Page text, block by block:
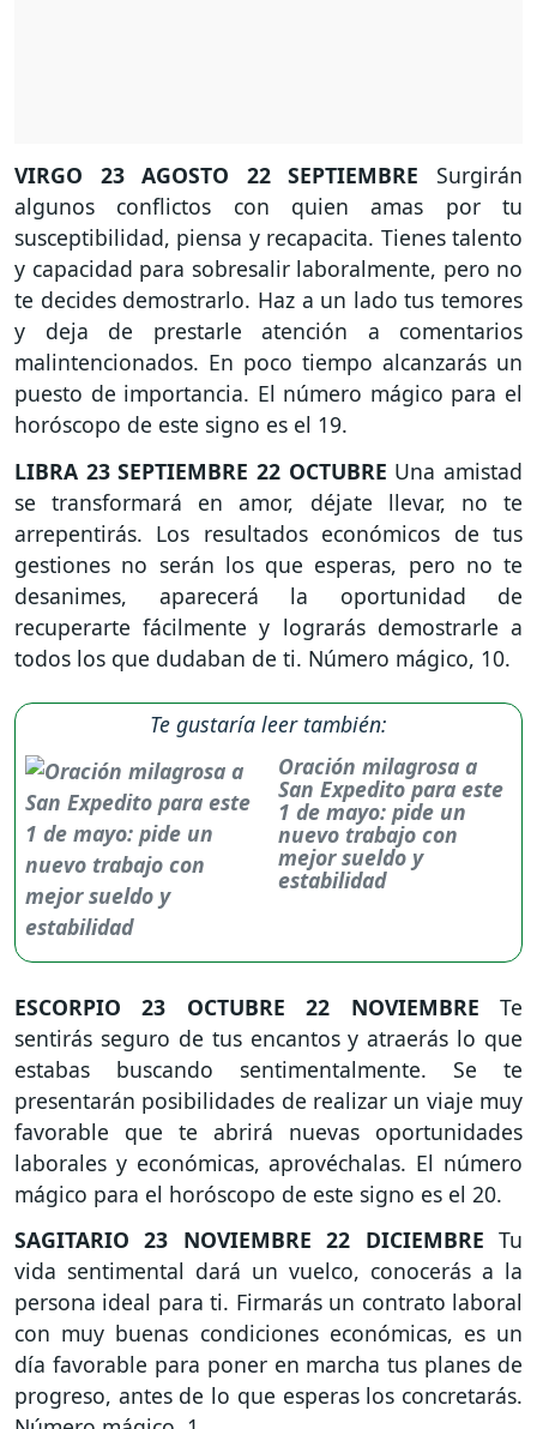
VIRGO 23 AGOSTO 22 SEPTIEMBRE Surgirán
algunos conflictos con quien amas por tu
susceptibilidad, piensa y recapacita. Tienes talento
y capacidad para sobresalir laboralmente, pero no
te decides demostrarlo. Haz a un lado tus temores
y deja de prestarle atención a comentarios
malintencionados. En poco tiempo alcanzarás un
puesto de importancia. El número mágico para el
horóscopo de este signo es el 19.
LIBRA 23 SEPTIEMBRE 22 OCTUBRE Una amistad
se transformará en amor, déjate llevar, no te
arrepentirás. Los resultados económicos de tus
gestiones no serán los que esperas, pero no te
desanimes, aparecerá la oportunidad de
recuperarte fácilmente y lograrás demostrarle a
todos los que dudaban de ti. Número mágico, 10.
Te gustaría leer también:
Oración milagrosa a
San Expedito para este
1 de mayo: pide un
nuevo trabajo con
mejor sueldo y
estabilidad
ESCORPIO 23 OCTUBRE 22 NOVIEMBRE Te
sentirás seguro de tus encantos y atraerás lo que
estabas buscando sentimentalmente. Se te
presentarán posibilidades de realizar un viaje muy
favorable que te abrirá nuevas oportunidades
laborales y económicas, aprovéchalas. El número
mágico para el horóscopo de este signo es el 20.
SAGITARIO 23 NOVIEMBRE 22 DICIEMBRE Tu
vida sentimental dará un vuelco, conocerás a la
persona ideal para ti. Firmarás un contrato laboral
con muy buenas condiciones económicas, es un
día favorable para poner en marcha tus planes de
progreso, antes de lo que esperas los concretarás.